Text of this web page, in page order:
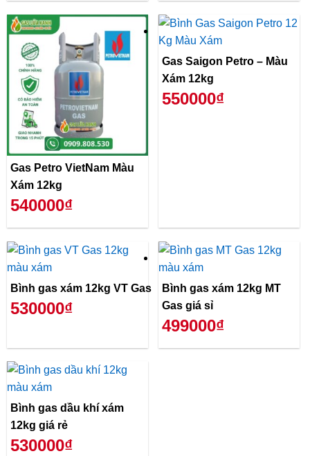
Gas Petro VietNam Màu
Xám 12kg
540000₫
Gas Saigon Petro – Màu
Xám 12kg
550000₫
Bình gas xám 12kg VT Gas
530000₫
Bình gas xám 12kg MT
Gas giá sỉ
499000₫
Bình gas dầu khí xám
12kg giá rẻ
530000₫